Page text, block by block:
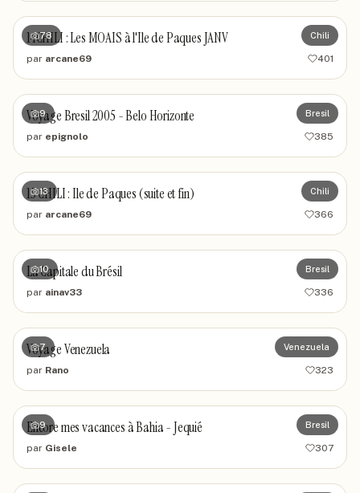
78 Chili
14CHILI : Les MOAIS à l'Ile de Paques JANV
par arcane69 401
9 Bresil
Voyage Bresil 2005 - Belo Horizonte
par epignolo 385
13 Chili
15 CHILI : Ile de Paques (suite et fin)
par arcane69 366
10 Bresil
La Capitale du Brésil
par ainav33 336
7 Venezuela
Voyage Venezuela
par Rano 323
9 Bresil
Encore mes vacances à Bahia - Jequié
par Gisele 307